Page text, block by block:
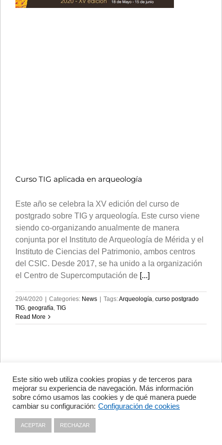
Curso TIG aplicada en arqueología
Este año se celebra la XV edición del curso de
postgrado sobre TIG y arqueología. Este curso viene
siendo co-organizando anualmente de manera
conjunta por el Instituto de Arqueología de Mérida y el
Instituto de Ciencias del Patrimonio, ambos centros
del CSIC. Desde 2017, se ha unido a la organización
el Centro de Supercomputación de [...]
29/4/2020 | Categories: News | Tags:Arqueología curso postgrado
TIG geografía TIG
Read More
Avenida de Vigo, s/n 15705
Santiago de Compostela, A
Coruña, España
+34 981 56 98 10
Este sitio web utiliza cookies propias y de terceros para
mejorar su experiencia de navegación. Más información
sobre cómo usamos las cookies y de qué manera puede
cambiar su configuración: Configuración de cookies
ACEPTAR RECHAZAR